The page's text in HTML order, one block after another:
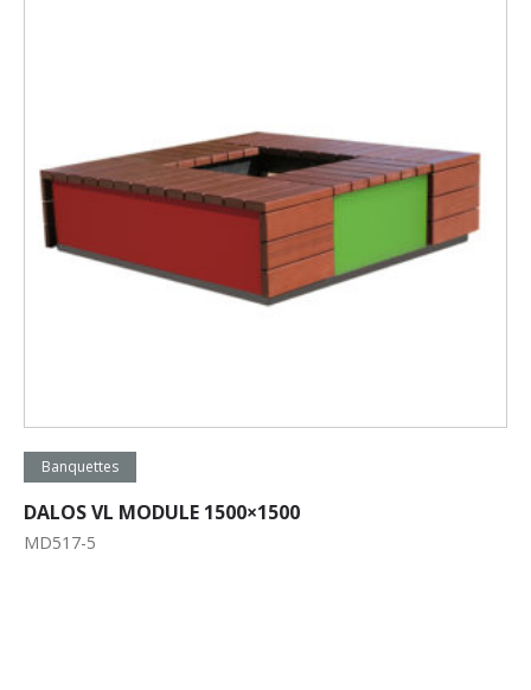
Lire la suite
Banquettes
DALOS VL MODULE 1500×1500
MD517-5